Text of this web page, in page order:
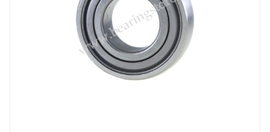
сайта
https://
по
ссылке